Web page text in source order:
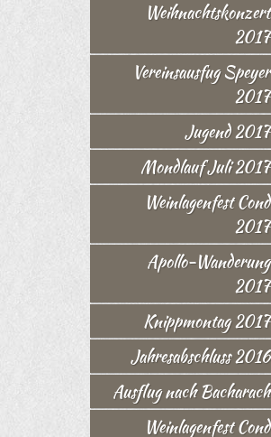
Weihnachtskonzert
2017
Vereinsausfug Speyer
2017
Jugend 2017
Mondlauf Juli 2017
Weinlagenfest Cond
2017
Apollo-Wanderung
2017
Knippmontag 2017
Jahresabschluss 2016
Ausflug nach Bacharach
Weinlagenfest Cond